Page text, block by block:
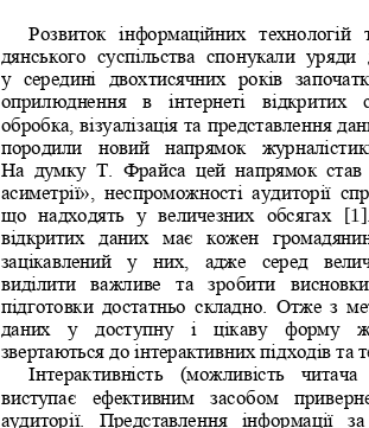
Розвиток  інформаційних  технологій
дянського  суспільства  спонукали  уряди
у  середині  двохтисячних  років
оприлюднення  в  інтернеті  відкритих
обробка, візуалізація та представлення
породили  новий  напрямок
На  думку  Т.  Фрайса  цей  напрямок  став
асиметрії»,  неспроможності  аудиторії
що  надходять  у  величезних  обсягах
[1]
відкритих  даних  має  кожен
зацікавлений  у  них,  адже  серед
виділити  важливе  та  зробити
підготовки  достатньо  складно.  Отже  з
даних  у  доступну  і  цікаву  форму
звертаються до інтерактивних підходів та
Інтерактивність  (можливість
виступає  ефективним  засобом
аудиторії.  Представлення  інформації